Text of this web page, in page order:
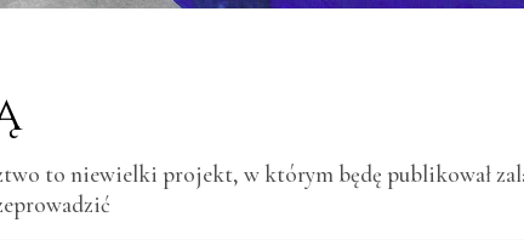
to niewielki projekt, w którym będę publikował